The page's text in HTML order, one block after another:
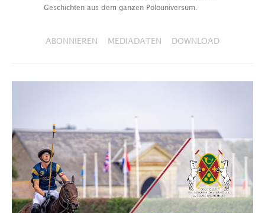
Geschichten aus dem ganzen Polouniversum.
ABONNIEREN MEDIADATEN DOWNLOAD